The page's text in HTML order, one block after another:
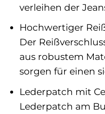
verleihen der
Hochwertiger
Der
aus robustem
sorgen für einen
Lederpatch mit
Lederpatch am